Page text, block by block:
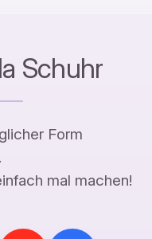
Schuhr
Form
mal machen!